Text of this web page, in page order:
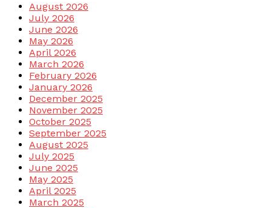
August 2026
July 2026
June 2026
May 2026
April 2026
March 2026
February 2026
January 2026
December 2025
November 2025
October 2025
September 2025
August 2025
July 2025
June 2025
May 2025
April 2025
March 2025